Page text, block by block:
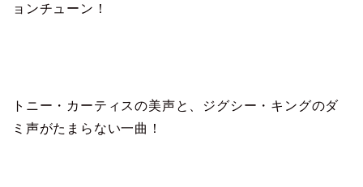
ョンチューン！
トニー・カーティスの美声と、ジグシー・キングのダ
ミ声がたまらない一曲！